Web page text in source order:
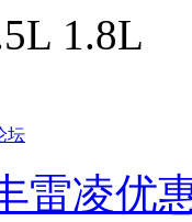
1.8L
坛
雷凌优